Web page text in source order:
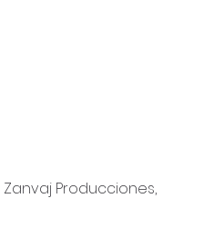
Zanvaj Producciones,